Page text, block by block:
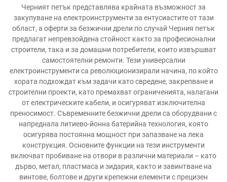
Черният петък представлява крайната възможност за
закупуване на електроинструменти за ентусиастите от тази
област, а оферти за безжични дрели по случай Черния петък
предлагат непревзойдена стойност както за професионални
строители, така и за домашни потребители, които извършват
самостоятелни ремонти. Тези универсални
електроинструменти са революционизирали начина, по който
хората подхождат към задачи като свредене, закрепване и
строителни проекти, като премахват ограниченията, налагани
от електрическите кабели, и осигуряват изключителна
преносимост. Съвременните безжични дрели са оборудвани с
напреднала литиево-йонна батерийна технология, която
осигурява постоянна мощност при запазване на лека
конструкция. Основните функции на тези инструменти
включват пробиване на отвори в различни материали – като
дърво, метал, пластмаса и зидария, както и завинтване на
винтове, болтове и други крепежни елементи с прецизен